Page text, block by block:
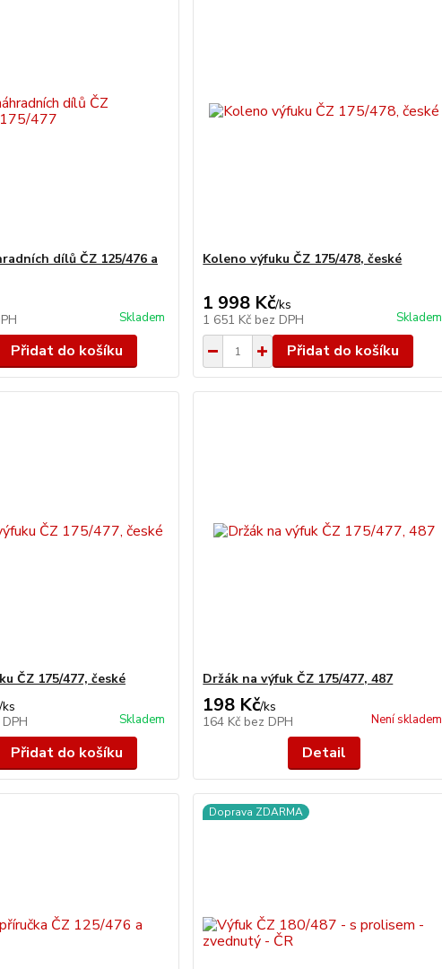
dílů ČZ 125/476 a
Skladem
Přidat do košíku
Koleno výfuku ČZ 175/478, české
1 998 Kč/ks
1 651 Kč bez DPH Skladem
Přidat do košíku
ČZ 175/477, české
ks
Skladem
Přidat do košíku
Držák na výfuk ČZ 175/477, 487
198 Kč/ks
164 Kč bez DPH Není skladem
Detail
Doprava ZDARMA